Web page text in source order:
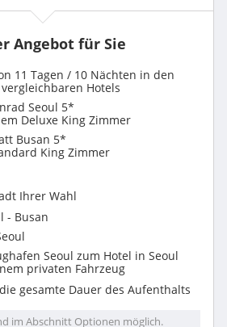
Angebot für Sie
11 Tagen / 10 Nächten in den
Hotels
Seoul 5*
Deluxe King Zimmer
Busan 5*
King Zimmer
Ihrer Wahl
- Busan
Seoul zum Hotel in Seoul
privaten Fahrzeug
gesamte Dauer des Aufenthalts
im Abschnitt Optionen möglich.